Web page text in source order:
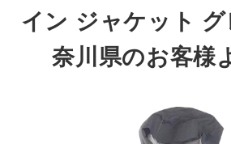
イン ジャケット
奈川県のお客様